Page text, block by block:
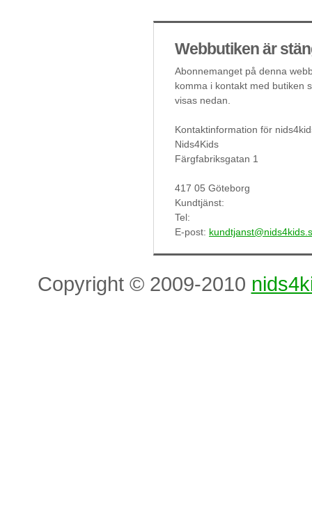
Webbutiken är
Abonnemanget på denna
komma i kontakt med butiken
visas nedan.
Kontaktinformation för
Nids4Kids
Färgfabriksgatan 1
417 05 Göteborg
Kundtjänst:
Tel:
E-post:
Copyright © 2009-2010